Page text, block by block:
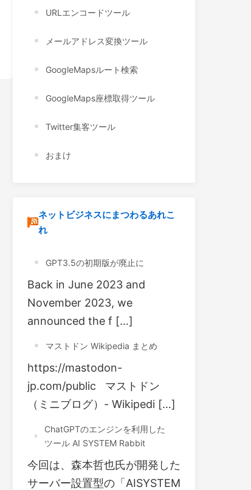
URLエンコードツール
メールアドレス変換ツール
GoogleMapsルート検索
GoogleMaps座標取得ツール
Twitter集客ツール
おまけ
ネットビジネスにまつわるあれこ
れ
GPT3.5の初期版が廃止に
Back in June 2023 and
November 2023, we
announced the f […]
マストドン Wikipedia まとめ
https://mastodon-
jp.com/public マストドン
（ミニブログ）- Wikipedi […]
ChatGPTのエンジンを利用した
ツール AI SYSTEM Rabbit
今回は、森本哲也氏が開発した
サーバー設置型の「AISYSTEM